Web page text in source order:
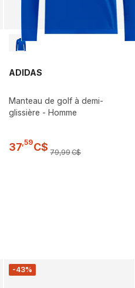
ADIDAS
Manteau de golf à demi-
glissière - Homme
37,59C$ 79,99C$
-43%